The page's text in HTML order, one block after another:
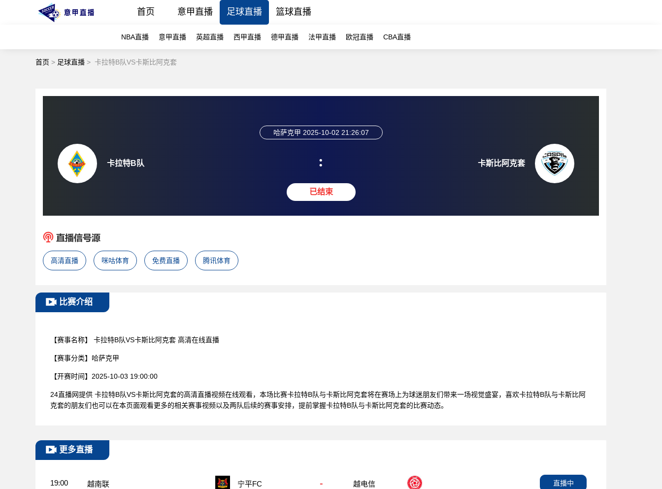
首页 意甲直播 足球直播 篮球直播
NBA直播 意甲直播 英超直播 西甲直播 德甲直播 法甲直播 欧冠直播 CBA直播
首页 > 足球直播 > 卡拉特B队VS卡斯比阿克套
卡拉特B队
哈萨克甲 2025-10-02 21:26:07
:
已结束
卡斯比阿克套
高清直播 咪咕体育 免费直播 腾讯体育
比赛介绍
【赛事名称】 卡拉特B队VS卡斯比阿克套 高清在线直播
【赛事分类】 哈萨克甲
【开赛时间】 2025-10-03 19:00:00
24直播网提供 卡拉特B队VS卡斯比阿克套的高清直播视频在线观看，本场比赛卡拉特B队与卡斯比阿克套将在赛场上为球迷朋友们带来一场视觉盛宴，喜欢卡拉特B队与卡斯比阿
克套的朋友们也可以在本页面观看更多的相关赛事视频以及两队后续的赛事安排，提前掌握卡拉特B队与卡斯比阿克套的比赛动态。
更多直播
19:00 越南联 宁平FC - 越电信 直播中